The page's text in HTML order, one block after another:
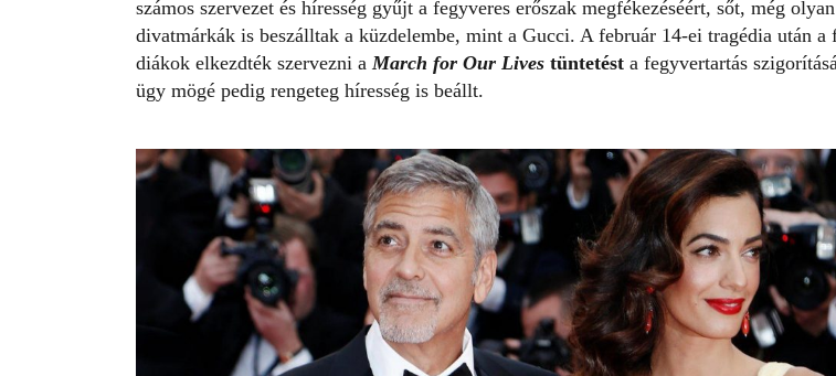
számos szervezet és híresség gyűjt a fegyveres erőszak megfékezéséért, sőt, még
divatmárkák is beszálltak a küzdelembe, mint a Gucci. A február 14-ei tragédia után a
diákok elkezdték szervezni aMarch for Our Lives tüntetést a fegyvertartás
ügy mögé pedig rengeteg híresség is beállt.